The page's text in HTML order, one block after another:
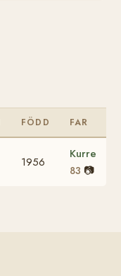
FÖDD FAR
1956
Kurre
83 📷